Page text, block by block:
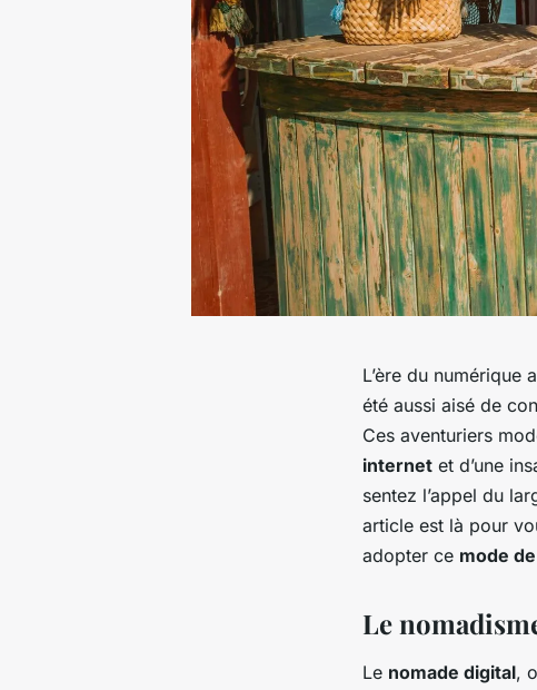
L’ère du
été aussi aisé de
Ces aventuriers
internet et d’une
sentez l’appel du
article est là pour
adopter ce mode
Le
Le nomade digital,